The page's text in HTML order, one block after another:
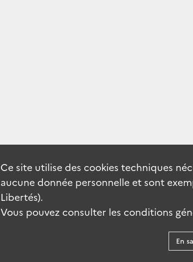
Ce site utilise des cookies techniques
aucune donnée personnelle et sont
Libertés).
Vous pouvez consulter les conditions
En